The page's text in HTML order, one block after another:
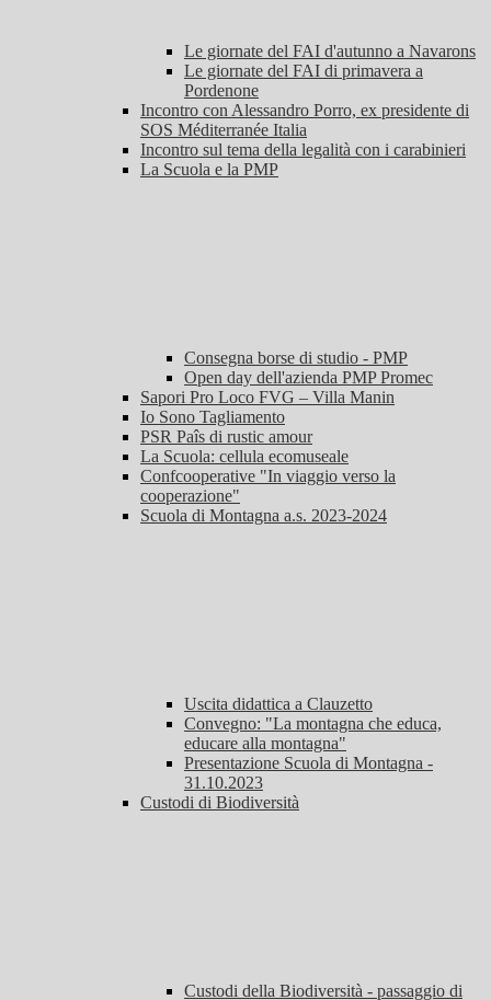
Le giornate del FAI d'autunno a Navarons
Le giornate del FAI di primavera a
Pordenone
Incontro con Alessandro Porro, ex presidente di
SOS Méditerranée Italia
Incontro sul tema della legalità con i carabinieri
La Scuola e la PMP
Consegna borse di studio - PMP
Open day dell'azienda PMP Promec
Sapori Pro Loco FVG – Villa Manin
Io Sono Tagliamento
PSR Paîs di rustic amour
La Scuola: cellula ecomuseale
Confcooperative "In viaggio verso la
cooperazione"
Scuola di Montagna a.s. 2023-2024
Uscita didattica a Clauzetto
Convegno: "La montagna che educa,
educare alla montagna"
Presentazione Scuola di Montagna -
31.10.2023
Custodi di Biodiversità
Custodi della Biodiversità - passaggio di